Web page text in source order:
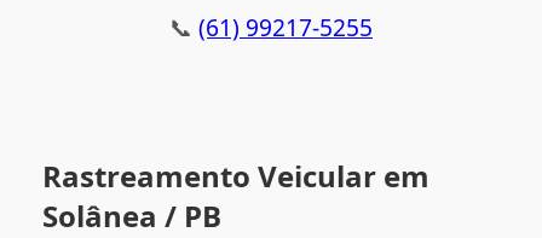
📞 (61) 99217-5255
Rastreamento Veicular em
Solânea / PB